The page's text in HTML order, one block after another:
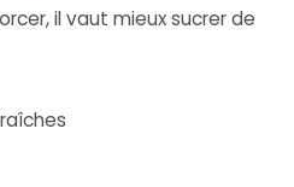
il vaut mieux sucrer de